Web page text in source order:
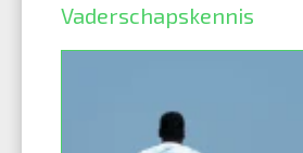
Vaderschapskennis